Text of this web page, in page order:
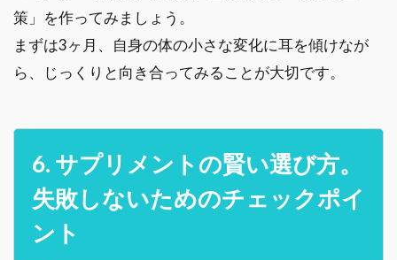
策」を作ってみましょう。
まずは3ヶ月、自身の体の小さな変化に耳を傾けなが
ら、じっくりと向き合ってみることが大切です。
6. サプリメントの賢い選び方。
失敗しないためのチェックポイ
ント